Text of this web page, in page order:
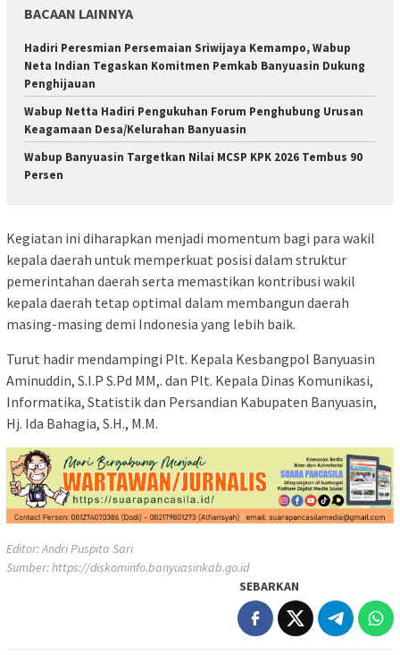
BACAAN LAINNYA
Hadiri Peresmian Persemaian Sriwijaya Kemampo, Wabup
Neta Indian Tegaskan Komitmen Pemkab Banyuasin Dukung
Penghijauan
Wabup Netta Hadiri Pengukuhan Forum Penghubung Urusan
Keagamaan Desa/Kelurahan Banyuasin
Wabup Banyuasin Targetkan Nilai MCSP KPK 2026 Tembus 90
Persen
Kegiatan ini diharapkan menjadi momentum bagi para wakil
kepala daerah untuk memperkuat posisi dalam struktur
pemerintahan daerah serta memastikan kontribusi wakil
kepala daerah tetap optimal dalam membangun daerah
masing-masing demi Indonesia yang lebih baik.
Turut hadir mendampingi Plt. Kepala Kesbangpol Banyuasin
Aminuddin, S.I.P S.Pd MM,. dan Plt. Kepala Dinas Komunikasi,
Informatika, Statistik dan Persandian Kabupaten Banyuasin,
Hj. Ida Bahagia, S.H., M.M.
Editor: Andri Puspita Sari
Sumber:https://diskominfo.banyuasinkab.go.id
SEBARKAN